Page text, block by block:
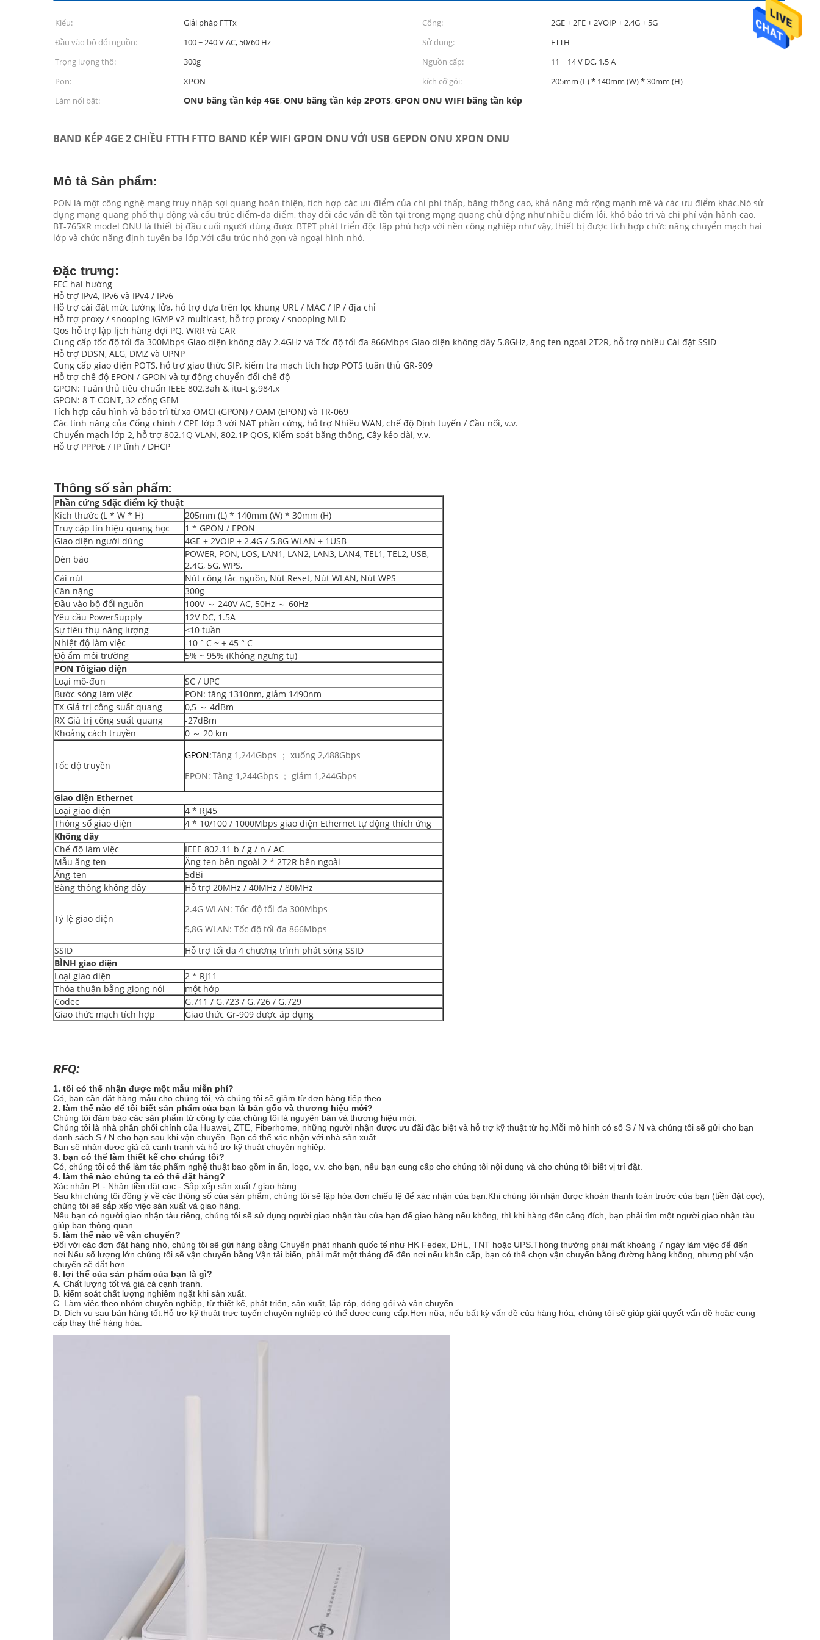
Kiểu: Giải pháp FTTx Cổng:
2GE + 2FE + 2VOIP + 2.4G + 5G
Đầu vào bộ đổi nguồn:
100 ~ 240 V AC, 50/60 Hz Sử dụng:
FTTH
Trọng lượng thô:
300g Nguồn cấp:
11 ~ 14 V DC, 1,5 A
Pon:
XPON kích cỡ gói:
205mm (L) * 140mm (W) * 30mm (H)
Làm nổi bật:
ONU băng tần kép 4GE,ONU băng tần kép 2POTS,GPON ONU WIFI băng tần kép
BAND KÉP 4GE 2 CHIỀU FTTH FTTO BAND KÉP WIFI GPON ONU VỚI USB GEPON ONU XPON ONU
Mô tả Sản phẩm:
PON là một công nghệ mạng truy nhập sợi quang hoàn thiện, tích hợp các ưu điểm của chi phí thấp, băng thông cao, khả năng mở rộng mạnh mẽ và các ưu điểm khác.Nó sử
dụng mạng quang phổ thụ động và cấu trúc điểm-đa điểm, thay đổi các vấn đề tồn tại trong mạng quang chủ động như nhiều điểm lỗi, khó bảo trì và chi phí vận hành cao.
BT-765XR model ONU là thiết bị đầu cuối người dùng được BTPT phát triển độc lập phù hợp với nền công nghiệp như vậy, thiết bị được tích hợp chức năng chuyển mạch hai
lớp và chức năng định tuyến ba lớp.Với cấu trúc nhỏ gọn và ngoại hình nhỏ.
Đặc trưng:
FEC hai hướng
Hỗ trợ IPv4, IPv6 và IPv4 / IPv6
Hỗ trợ cài đặt mức tường lửa, hỗ trợ dựa trên lọc khung URL / MAC / IP / địa chỉ
Hỗ trợ proxy / snooping IGMP v2 multicast, hỗ trợ proxy / snooping MLD
Qos hỗ trợ lập lịch hàng đợi PQ, WRR và CAR
Cung cấp tốc độ tối đa 300Mbps Giao diện không dây 2.4GHz và Tốc độ tối đa 866Mbps Giao diện không dây 5.8GHz, ăng ten ngoài 2T2R, hỗ trợ nhiều Cài đặt SSID
Hỗ trợ DDSN, ALG, DMZ và UPNP
Cung cấp giao diện POTS, hỗ trợ giao thức SIP, kiểm tra mạch tích hợp POTS tuân thủ GR-909
Hỗ trợ chế độ EPON / GPON và tự động chuyển đổi chế độ
GPON: Tuân thủ tiêu chuẩn IEEE 802.3ah & itu-t g.984.x
GPON: 8 T-CONT, 32 cổng GEM
Tích hợp cấu hình và bảo trì từ xa OMCI (GPON) / OAM (EPON) và TR-069
Các tính năng của Cổng chính / CPE lớp 3 với NAT phần cứng, hỗ trợ Nhiều WAN, chế độ Định tuyến / Cầu nối, v.v.
Chuyển mạch lớp 2, hỗ trợ 802.1Q VLAN, 802.1P QOS, Kiểm soát băng thông, Cây kéo dài, v.v.
Hỗ trợ PPPoE / IP tĩnh / DHCP
Thông số sản phẩm:
Phần cứng Sđặc điểm kỹ thuật
Kích thước (L * W * H)
205mm (L) * 140mm (W) * 30mm (H)
Truy cập tín hiệu quang học
1 * GPON / EPON
Giao diện người dùng
4GE + 2VOIP + 2.4G / 5.8G WLAN + 1USB
Đèn báo
POWER, PON, LOS, LAN1, LAN2, LAN3, LAN4, TEL1, TEL2, USB,
2.4G, 5G, WPS,
Cái nút
Nút công tắc nguồn, Nút Reset, Nút WLAN, Nút WPS
Cân nặng
300g
Đầu vào bộ đổi nguồn
100V ～ 240V AC, 50Hz ～ 60Hz
Yêu cầu PowerSupply
12V DC, 1.5A
Sự tiêu thụ năng lượng
<10 tuần
Nhiệt độ làm việc
-10 ° C ~ + 45 ° C
Độ ẩm môi trường
5% ~ 95% (Không ngưng tụ)
PON Tôigiao diện
Loại mô-đun
SC / UPC
Bước sóng làm việc
PON: tăng 1310nm, giảm 1490nm
TX Giá trị công suất quang
0,5 ～ 4dBm
RX Giá trị công suất quang
-27dBm
Khoảng cách truyền
0 ～ 20 km
Tốc độ truyền
GPON:Tăng 1,244Gbps ； xuống 2,488Gbps
EPON: Tăng 1,244Gbps ； giảm 1,244Gbps
Giao diện Ethernet
Loại giao diện
4 * RJ45
Thông số giao diện
4 * 10/100 / 1000Mbps giao diện Ethernet tự động thích ứng
Không dây
Chế độ làm việc
IEEE 802.11 b / g / n / AC
Mẫu ăng ten
Ăng ten bên ngoài 2 * 2T2R bên ngoài
Ăng-ten
5dBi
Băng thông không dây
Hỗ trợ 20MHz / 40MHz / 80MHz
Tỷ lệ giao diện
2.4G WLAN: Tốc độ tối đa 300Mbps
5,8G WLAN: Tốc độ tối đa 866Mbps
SSID
Hỗ trợ tối đa 4 chương trình phát sóng SSID
BÌNH giao diện
Loại giao diện
2 * RJ11
Thỏa thuận bằng giọng nói
một hớp
Codec
G.711 / G.723 / G.726 / G.729
Giao thức mạch tích hợp
Giao thức Gr-909 được áp dụng
RFQ:
1. tôi có thể nhận được một mẫu miễn phí?
Có, bạn cần đặt hàng mẫu cho chúng tôi, và chúng tôi sẽ giảm từ đơn hàng tiếp theo.
2. làm thế nào để tôi biết sản phẩm của bạn là bản gốc và thương hiệu mới?
Chúng tôi đảm bảo các sản phẩm từ công ty của chúng tôi là nguyên bản và thương hiệu mới.
Chúng tôi là nhà phân phối chính của Huawei, ZTE, Fiberhome, những người nhận được ưu đãi đặc biệt và hỗ trợ kỹ thuật từ họ.Mỗi mô hình có số S / N và chúng tôi sẽ gửi cho bạn
danh sách S / N cho bạn sau khi vận chuyển. Bạn có thể xác nhận với nhà sản xuất.
Bạn sẽ nhận được giá cả cạnh tranh và hỗ trợ kỹ thuật chuyên nghiệp.
3. bạn có thể làm thiết kế cho chúng tôi?
Có, chúng tôi có thể làm tác phẩm nghệ thuật bao gồm in ấn, logo, v.v. cho bạn, nếu bạn cung cấp cho chúng tôi nội dung và cho chúng tôi biết vị trí đặt.
4. làm thế nào chúng ta có thể đặt hàng?
Xác nhận PI - Nhận tiền đặt cọc - Sắp xếp sản xuất / giao hàng
Sau khi chúng tôi đồng ý về các thông số của sản phẩm, chúng tôi sẽ lập hóa đơn chiếu lệ để xác nhận của bạn.Khi chúng tôi nhận được khoản thanh toán trước của bạn (tiền đặt cọc),
chúng tôi sẽ sắp xếp việc sản xuất và giao hàng.
Nếu bạn có người giao nhận tàu riêng, chúng tôi sẽ sử dụng người giao nhận tàu của bạn để giao hàng.nếu không, thì khi hàng đến cảng đích, bạn phải tìm một người giao nhận tàu
giúp bạn thông quan.
5. làm thế nào về vận chuyển?
Đối với các đơn đặt hàng nhỏ, chúng tôi sẽ gửi hàng bằng Chuyển phát nhanh quốc tế như HK Fedex, DHL, TNT hoặc UPS.Thông thường phải mất khoảng 7 ngày làm việc để đến
nơi.Nếu số lượng lớn chúng tôi sẽ vận chuyển bằng Vận tải biển, phải mất một tháng để đến nơi.nếu khẩn cấp, bạn có thể chọn vận chuyển bằng đường hàng không, nhưng phí vận
chuyển sẽ đắt hơn.
6. lợi thế của sản phẩm của bạn là gì?
A. Chất lượng tốt và giá cả cạnh tranh.
B. kiểm soát chất lượng nghiêm ngặt khi sản xuất.
C. Làm việc theo nhóm chuyên nghiệp, từ thiết kế, phát triển, sản xuất, lắp ráp, đóng gói và vận chuyển.
D. Dịch vụ sau bán hàng tốt.Hỗ trợ kỹ thuật trực tuyến chuyên nghiệp có thể được cung cấp.Hơn nữa, nếu bất kỳ vấn đề của hàng hóa, chúng tôi sẽ giúp giải quyết vấn đề hoặc cung
cấp thay thế hàng hóa.